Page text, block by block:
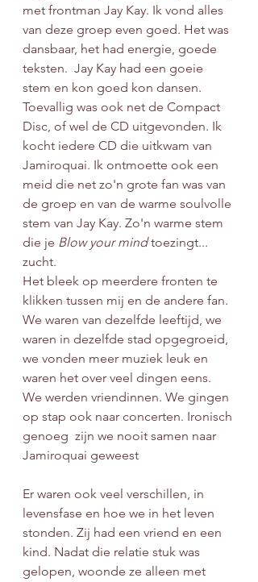
met frontman Jay Kay. Ik vond alles
van deze groep even goed. Het was
dansbaar, het had energie, goede
teksten.  Jay Kay had een goeie
stem en kon goed kon dansen.
Toevallig was ook net de Compact
Disc, of wel de CD uitgevonden. Ik
kocht iedere CD die uitkwam van
Jamiroquai. Ik ontmoette ook een
meid die net zo'n grote fan was van
de groep en van de warme soulvolle
stem van Jay Kay. Zo'n warme stem
die je Blow your mind toezingt...
zucht.
Het bleek op meerdere fronten te
klikken tussen mij en de andere fan.
We waren van dezelfde leeftijd, we
waren in dezelfde stad opgegroeid,
we vonden meer muziek leuk en
waren het over veel dingen eens.
We werden vriendinnen. We gingen
op stap ook naar concerten. Ironisch
genoeg  zijn we nooit samen naar
Jamiroquai geweest
Er waren ook veel verschillen, in
levensfase en hoe we in het leven
stonden. Zij had een vriend en een
kind. Nadat die relatie stuk was
gelopen, woonde ze alleen met